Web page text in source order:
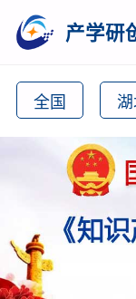
产学研
全国